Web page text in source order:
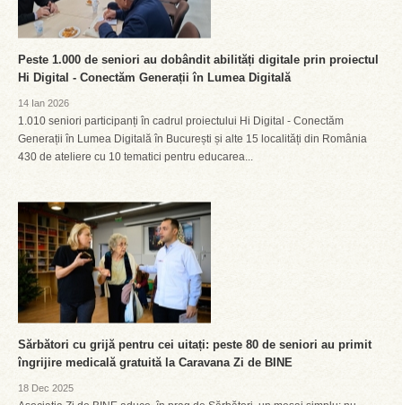
Peste 1.000 de seniori au dobândit abilități digitale prin proiectul
Hi Digital - Conectăm Generații în Lumea Digitală
14 Ian 2026
1.010 seniori participanți în cadrul proiectului Hi Digital - Conectăm
Generații în Lumea Digitală în București și alte 15 localități din România
430 de ateliere cu 10 tematici pentru educarea...
Sărbători cu grijă pentru cei uitați: peste 80 de seniori au primit
îngrijire medicală gratuită la Caravana Zi de BINE
18 Dec 2025